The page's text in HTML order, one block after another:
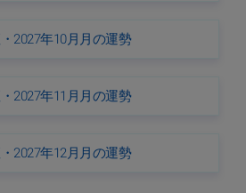
2027年10月月の運勢
2027年11月月の運勢
2027年12月月の運勢